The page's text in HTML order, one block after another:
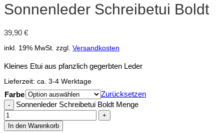
Sonnenleder Schreibetui Boldt
39,90 €
inkl. 19% MwSt. zzgl. Versandkosten
Kleines Etui aus pfanzlich gegerbten Leder
Lieferzeit: ca. 3-4 Werktage
Farbe
Zurücksetzen
Sonnenleder Schreibetui Boldt Menge
In den Warenkorb